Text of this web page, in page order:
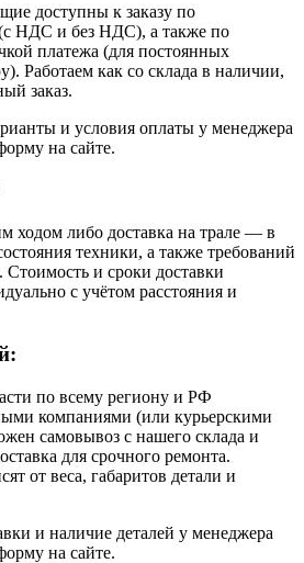
доступны к заказу по
НДС и без НДС), а также по
платежа (для постоянных
Работаем как со склада в наличии,
заказ.
и условия оплаты у менеджера
на сайте.
ходом либо доставка на трале — в
техники, а также требований
Стоимость и сроки доставки
с учётом расстояния и
по всему региону и РФ
компаниями (или курьерскими
самовывоз с нашего склада и
для срочного ремонта.
от веса, габаритов детали и
и наличие деталей у менеджера
на сайте.